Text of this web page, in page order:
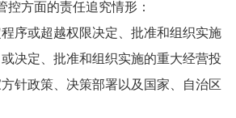
控方面的责任追究情形：
程序或超越权限决定、批准和组织实施
决定、批准和组织实施的重大经营投
针政策、决策部署以及国家 、自治区